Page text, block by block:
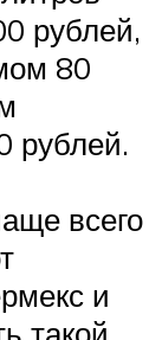
рублей,
80
рублей.
всего
и